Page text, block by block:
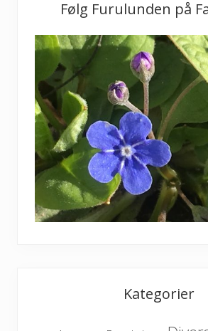
Følg Furulunden på
Kategorier